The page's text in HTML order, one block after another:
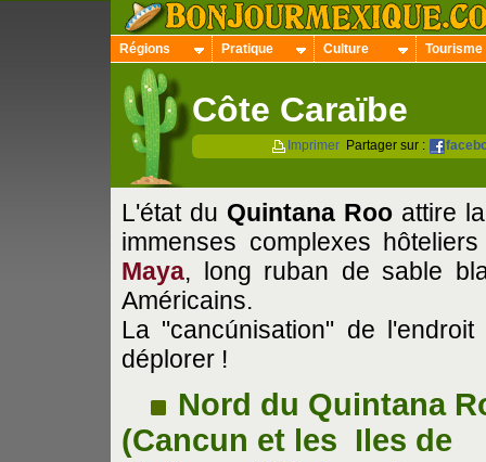
Régions Pratique Culture Tourisme
Côte Caraïbe
Imprimer Partager sur :
L'état du Quintana Roo attire
immenses complexes
Maya, long ruban de sable
Américains.
La "cancúnisation" de
déplorer !
Nord du Quintana
(Cancun et les Iles de